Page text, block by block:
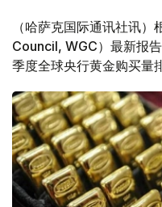
（哈萨克国际通讯社讯
Council, WGC）最新报
季度全球央行黄金购买量